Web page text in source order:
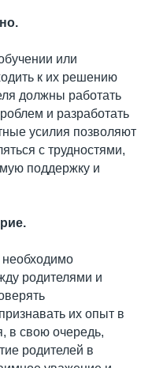
или
к их решению
должны работать
и разработать
усилия позволяют
с трудностями,
поддержку и
необходимо
родителями и
их опыт в
в свою очередь,
родителей в